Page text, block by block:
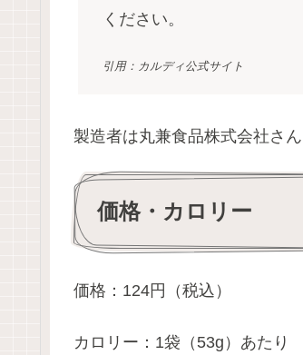
ください。
引用：カルディ公式サイト
製造者は丸兼食品株式会社さん
価格・カロリー
価格：124円（税込）
カロリー：1袋（53g）あたり